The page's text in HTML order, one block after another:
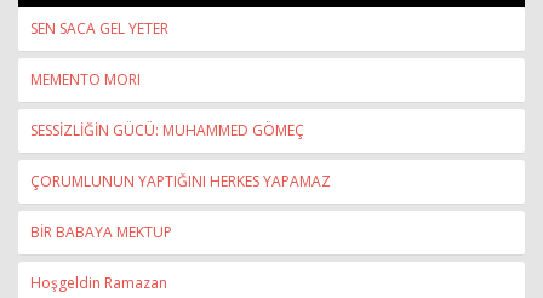
SEN SACA GEL YETER
MEMENTO MORI
SESSİZLİĞİN GÜCÜ: MUHAMMED GÖMEÇ
ÇORUMLUNUN YAPTIĞINI HERKES YAPAMAZ
BİR BABAYA MEKTUP
Hoşgeldin Ramazan